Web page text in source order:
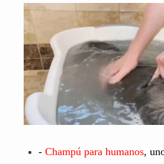
- Champú para humanos,